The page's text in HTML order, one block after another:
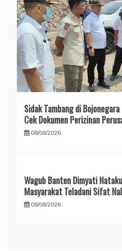
Sidak Tambang di
Cek Dokumen Perizinan
08/08/2026
Wagub Banten Dimyati
Masyarakat Teladani Sifat
08/08/2026